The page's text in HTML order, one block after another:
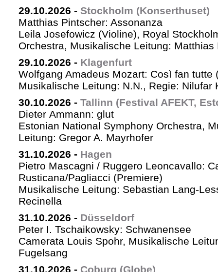
29.10.2026 - Stockholm (Konserthuset)
Matthias Pintscher: Assonanza
Leila Josefowicz (Violine), Royal
Orchestra, Musikalische Leitung: Matthias
29.10.2026 - Klagenfurt
Wolfgang Amadeus Mozart: Così fan tutte
Musikalische Leitung: N.N., Regie: Nilufar
30.10.2026 - Tallinn (Festival AFEKT,
Dieter Ammann: glut
Estonian National Symphony Orchestra,
Leitung: Gregor A. Mayrhofer
31.10.2026 - Hagen
Pietro Mascagni / Ruggero Leoncavallo:
Rusticana/Pagliacci (Premiere)
Musikalische Leitung: Sebastian Lang-
Recinella
31.10.2026 - Düsseldorf
Peter I. Tschaikowsky: Schwanensee
Camerata Louis Spohr, Musikalische
Fugelsang
31.10.2026 - Coburg (Globe)